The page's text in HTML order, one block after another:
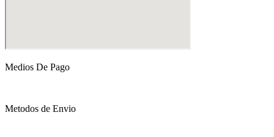
Medios De Pago
Metodos de Envio